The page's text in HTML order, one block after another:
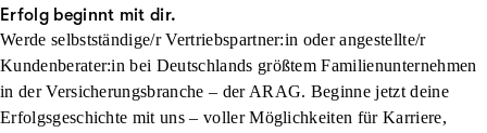
Erfolg beginnt mit dir.
Werde selbstständige/r Vertriebspartner:in oder angestellte/r
Kundenberater:in bei Deutschlands größtem Familienunternehmen
in der Versicherungsbranche – der ARAG. Beginne jetzt deine
Erfolgsgeschichte mit uns – voller Möglichkeiten für Karriere,